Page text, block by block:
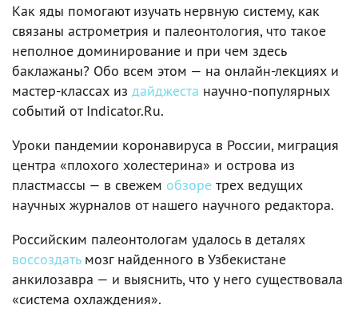
Как яды помогают изучать нервную систему, как
связаны астрометрия и палеонтология, что такое
неполное доминирование и при чем здесь
баклажаны? Обо всем этом — на онлайн-лекциях и
мастер-классах из дайджеста научно-популярных
событий от Indicator.Ru.
Уроки пандемии коронавируса в России, миграция
центра «плохого холестерина» и острова из
пластмассы — в свежем обзоре трех ведущих
научных журналов от нашего научного редактора.
Российским палеонтологам удалось в деталях
воссоздатьмозг найденного в Узбекистане
анкилозавра — и выяснить, что у него существовала
«система охлаждения».